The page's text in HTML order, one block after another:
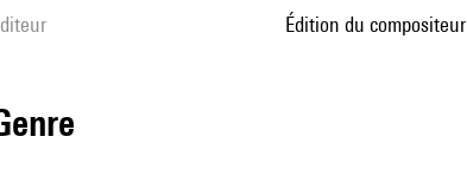
éditeur édition du compositeur
genre